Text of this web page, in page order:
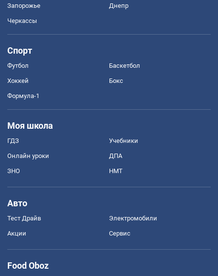
Запорожье Днепр
Черкассы
Спорт
Футбол Баскетбол
Хоккей Бокс
Формула-1
Моя школа
ГДЗ Учебники
Онлайн уроки ДПА
ЗНО НМТ
Авто
Тест Драйв Электромобили
Акции Сервис
Food Oboz